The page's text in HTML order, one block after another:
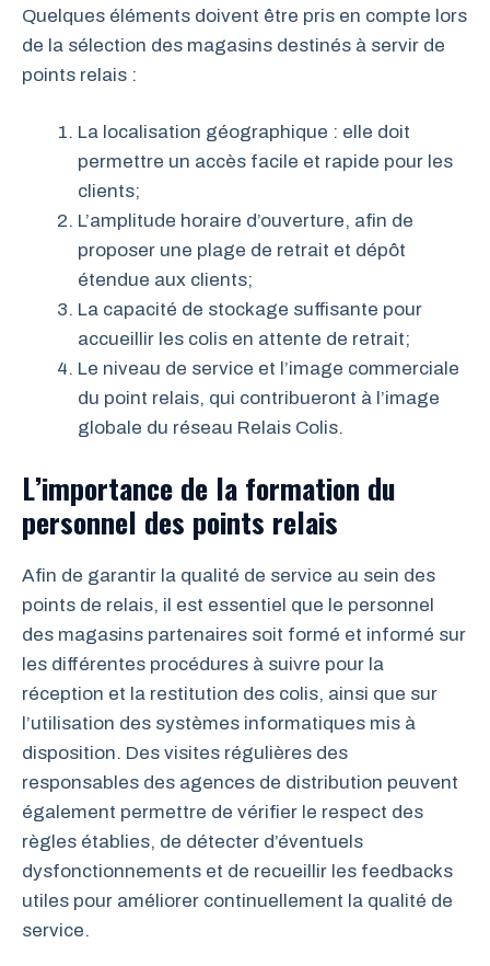
Quelques éléments doivent être pris en compte lors
de la sélection des magasins destinés à servir de
points relais :
La localisation géographique : elle doit
permettre un accès facile et rapide pour les
clients;
L’amplitude horaire d’ouverture, afin de
proposer une plage de retrait et dépôt
étendue aux clients;
La capacité de stockage suffisante pour
accueillir les colis en attente de retrait;
Le niveau de service et l’image commerciale
du point relais, qui contribueront à l’image
globale du réseau Relais Colis.
L’importance de la formation du
personnel des points relais
Afin de garantir la qualité de service au sein des
points de relais, il est essentiel que le personnel
des magasins partenaires soit formé et informé sur
les différentes procédures à suivre pour la
réception et la restitution des colis, ainsi que sur
l’utilisation des systèmes informatiques mis à
disposition. Des visites régulières des
responsables des agences de distribution peuvent
également permettre de vérifier le respect des
règles établies, de détecter d’éventuels
dysfonctionnements et de recueillir les feedbacks
utiles pour améliorer continuellement la qualité de
service.